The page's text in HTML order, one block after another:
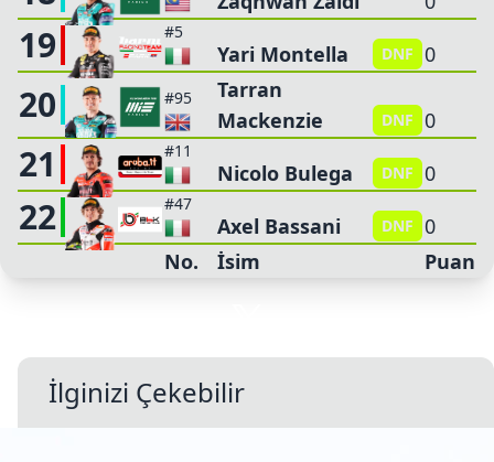
19 #5
Yari Montella DNF 0
20 #95
Tarran
Mackenzie
DNF 0
21 #11
Nicolo Bulega DNF 0
22 #47
Axel Bassani DNF
0
No.
İsim Puan
İlginizi Çekebilir